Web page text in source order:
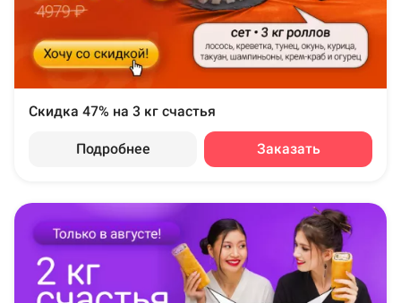
Скидка 47% на 3 кг счастья
Подробнее Заказать